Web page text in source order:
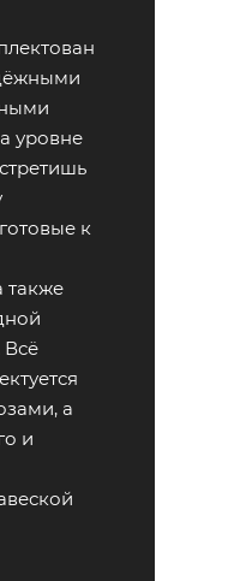
уровне
к
также
Всё
а
и